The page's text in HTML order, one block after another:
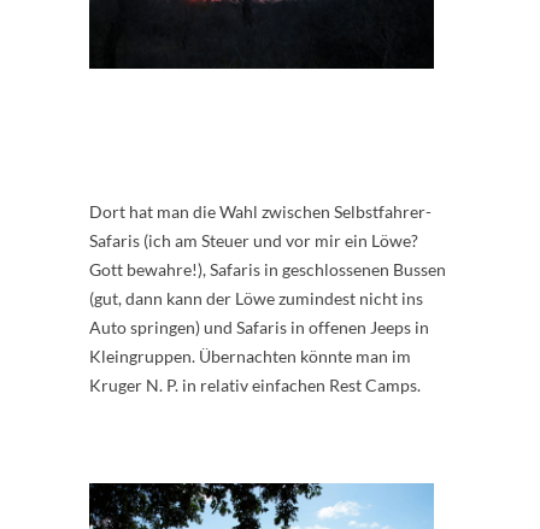
Dort hat man die Wahl zwischen Selbstfahrer-
Safaris (ich am Steuer und vor mir ein Löwe?
Gott bewahre!), Safaris in geschlossenen Bussen
(gut, dann kann der Löwe zumindest nicht ins
Auto springen) und Safaris in offenen Jeeps in
Kleingruppen. Übernachten könnte man im
Kruger N. P. in relativ einfachen Rest Camps.